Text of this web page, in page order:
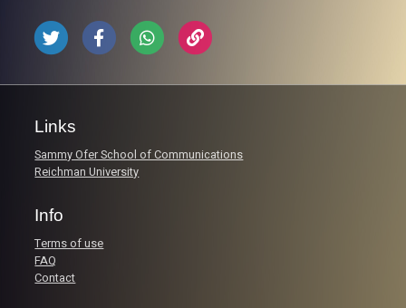
Links
Sammy Ofer School of Communications
Reichman University
Info
Terms of use
FAQ
Contact